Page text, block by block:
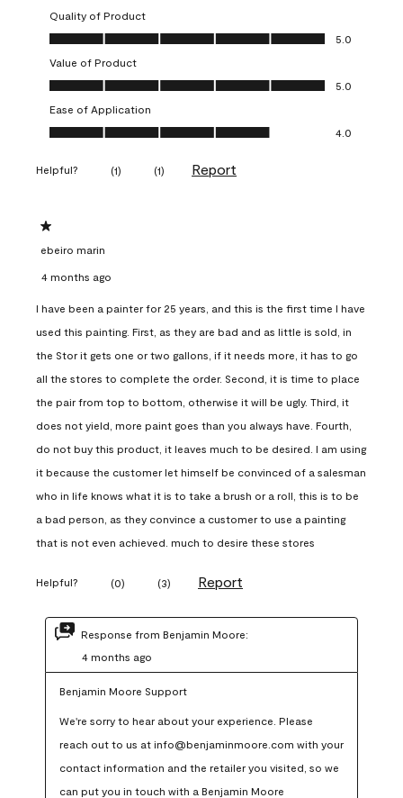
Quality of Product
Quality of Product, 5.0 out of 5
5.0
Value of Product
Value of Product, 5.0 out of 5
5.0
Ease of Application
Ease of Application, 4.0 out of 5
4.0
Helpful? (1) (1) Report
1 out of 5 stars.
ebeiro marin
4 months ago
I have been a painter for 25 years, and this is the first time I have
used this painting. First, as they are bad and as little is sold, in
the Stor it gets one or two gallons, if it needs more, it has to go
all the stores to complete the order. Second, it is time to place
the pair from top to bottom, otherwise it will be ugly. Third, it
does not yield, more paint goes than you always have. Fourth,
do not buy this product, it leaves much to be desired. I am using
it because the customer let himself be convinced of a salesman
who in life knows what it is to take a brush or a roll, this is to be
a bad person, as they convince a customer to use a painting
that is not even achieved. much to desire these stores
Helpful? (0) (3) Report
Response from Benjamin Moore:
4 months ago
Benjamin Moore Support
We're sorry to hear about your experience. Please
reach out to us at info@benjaminmoore.com with your
contact information and the retailer you visited, so we
can put you in touch with a Benjamin Moore